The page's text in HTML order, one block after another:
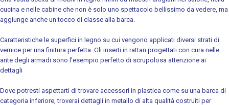
cucina e nelle cabine che non è solo uno spettacolo bellissimo da vedere, ma
aggiunge anche un tocco di classe alla barca.
Caratteristiche le superfici in legno su cui vengono applicati diversi strati di
vernice per una finitura perfetta. Gli inserti in rattan progettati con cura nelle
ante degli armadi sono l'esempio perfetto di scrupolosa attenzione ai
dettagli
Dove potresti aspettarti di trovare accessori in plastica come su una barca di
categoria inferiore, troverai dettagli in metallo di alta qualità costruiti per